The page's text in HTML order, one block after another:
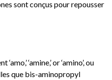
sont conçus pour repousser
‘amo,’ ‘amine,’ or ‘amino’, ou
que bis-aminopropyl